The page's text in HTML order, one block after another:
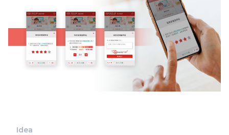
Idea